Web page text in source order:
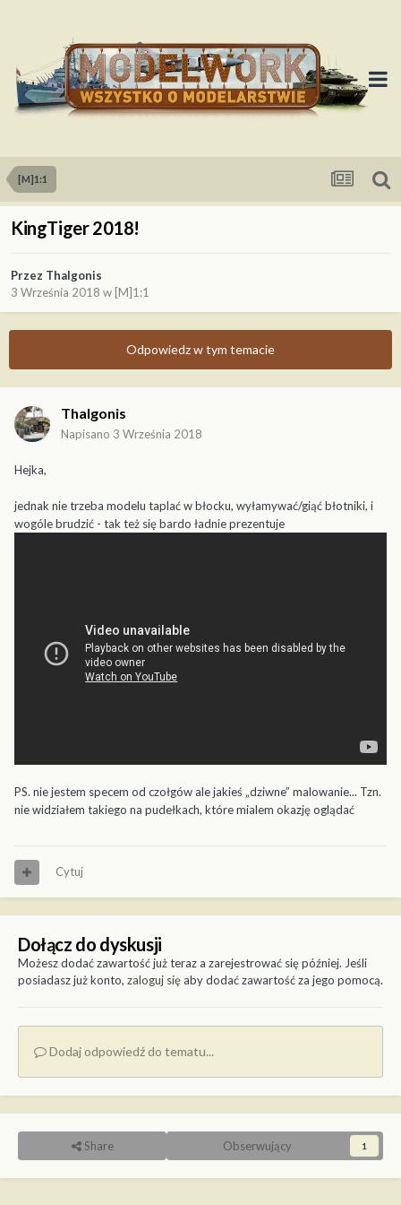
[M]1:1
KingTiger 2018!
Przez Thalgonis
3 Września 2018 w [M]1:1
Odpowiedz w tym temacie
Thalgonis
Napisano 3 Września 2018
Hejka,
jednak nie trzeba modelu taplać w błocku, wyłamywać/giąć błotniki, i
wogóle brudzić - tak też się bardo ładnie prezentuje
PS. nie jestem specem od czołgów ale jakieś „dziwne” malowanie... Tzn.
nie widziałem takiego na pudełkach, które mialem okazję oglądać
Cytuj
Dołącz do dyskusji
Możesz dodać zawartość już teraz a zarejestrować się później. Jeśli
posiadasz już konto, zaloguj sięaby dodać zawartość za jego pomocą.
Dodaj odpowiedź do tematu...
Share Obserwujący 1